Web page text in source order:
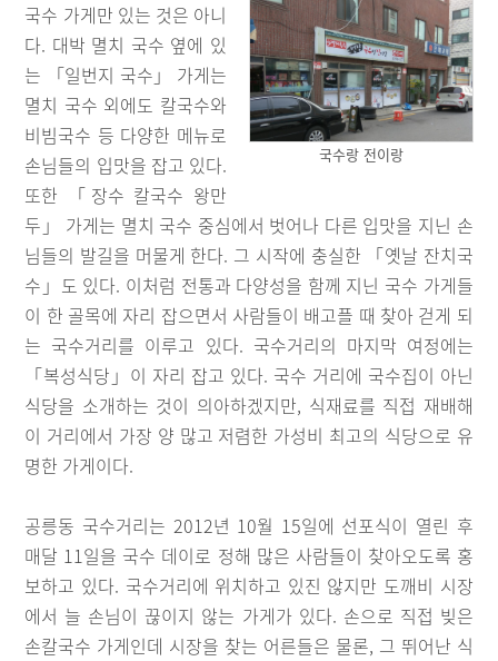
국수랑 전이랑
국수 가게만 있는 것은 아니
다. 대박 멸치 국수 옆에 있
는 「일번지 국수」 가게는
멸치 국수 외에도 칼국수와
비빔국수 등 다양한 메뉴로
손님들의 입맛을 잡고 있다.
또한 「장수 칼국수 왕만
두」 가게는 멸치 국수 중심에서 벗어나 다른 입맛을 지닌 손
님들의 발길을 머물게 한다. 그 시작에 충실한 「옛날 잔치국
수」도 있다. 이처럼 전통과 다양성을 함께 지닌 국수 가게들
이 한 골목에 자리 잡으면서 사람들이 배고플 때 찾아 걷게 되
는 국수거리를 이루고 있다. 국수거리의 마지막 여정에는
「복성식당」이 자리 잡고 있다. 국수 거리에 국수집이 아닌
식당을 소개하는 것이 의아하겠지만, 식재료를 직접 재배해
이 거리에서 가장 양 많고 저렴한 가성비 최고의 식당으로 유
명한 가게이다.
공릉동 국수거리는 2012년 10월 15일에 선포식이 열린 후
매달 11일을 국수 데이로 정해 많은 사람들이 찾아오도록 홍
보하고 있다. 국수거리에 위치하고 있진 않지만 도깨비 시장
에서 늘 손님이 끊이지 않는 가게가 있다. 손으로 직접 빚은
손칼국수 가게인데 시장을 찾는 어른들은 물론, 그 뛰어난 식